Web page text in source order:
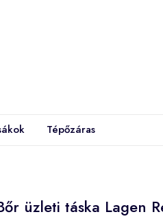
Tépőzáras
üzleti táska Lagen